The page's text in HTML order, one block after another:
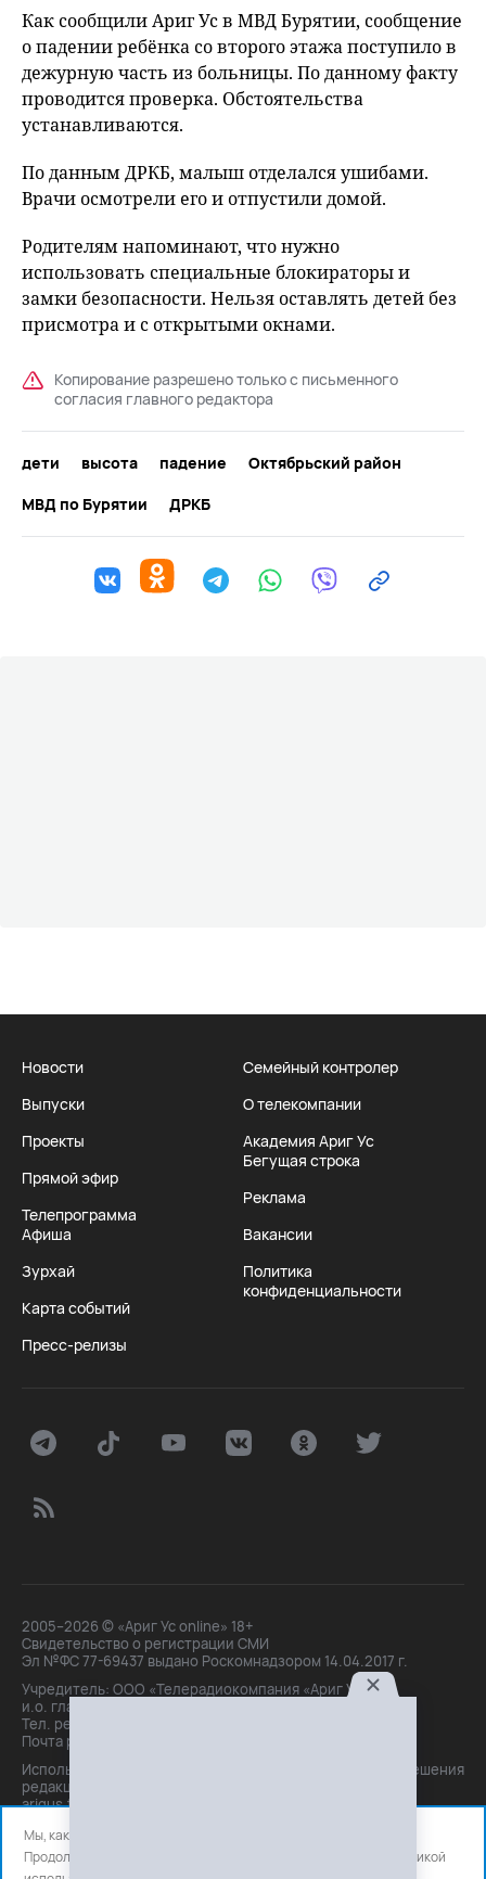
Как сообщили Ариг Ус в МВД Бурятии, сообщение
о падении ребёнка со второго этажа поступило в
дежурную часть из больницы. По данному факту
проводится проверка. Обстоятельства
устанавливаются.
По данным ДРКБ, малыш отделался ушибами.
Врачи осмотрели его и отпустили домой.
Родителям напоминают, что нужно
использовать специальные блокираторы и
замки безопасности. Нельзя оставлять детей без
присмотра и с открытыми окнами.
Копирование разрешено только с письменного
согласия главного редактора
дети высота падение
Октябрьский район
МВД по Бурятии
ДРКБ
Новости
Выпуски
Проекты
Прямой эфир
Телепрограмма
Афиша
Зурхай
Карта событий
Пресс-релизы
Семейный контролер
О телекомпании
Академия Ариг Ус
Бегущая строка
Реклама
Вакансии
Политика
конфиденциальности
2005–2026 © «Ариг Ус online» 18+
Свидетельство о регистрации СМИ
Эл №ФС 77-69437 выдано Роскомнадзором 14.04.2017 г.
Учредитель: ООО «Телерадиокомпания «Ариг Ус»,
и.о. главного редактора: Маханова О.Б.
Тел. peдakции: +7(3012)21-30-14,
Почта peдakции: editor@arigus.tv
Использование материалов только с письменного разрешения
редакции. При цитировании прямая активная ссылка на
arigus.tv обязательна.
Мы, как и все используем файлы cookie и сервисы аналитики.
Продолжая использовать сайт, вы соглашаетесь с нашей
политикой